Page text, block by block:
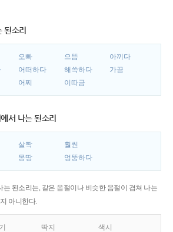
된소리
오빠 으뜸
아끼다
어떠하다 해쓱하다
가끔
어찌 이따금
서 나는 된소리
살짝
훨씬
몽땅 엉뚱하다
는 된소리는, 같은 음절이나 비슷한 음절이 겹쳐 나는
아니한다.
딱지
색시